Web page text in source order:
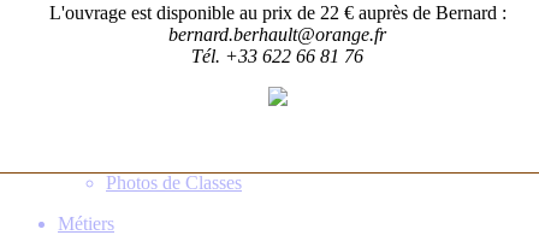
Qui vivait là?
Photos de Classes
Métiers
L'ouvrage est disponible au prix de 22 € auprès de Bernard :
bernard.berhault@orange.fr
Tél. +33 622 66 81 76